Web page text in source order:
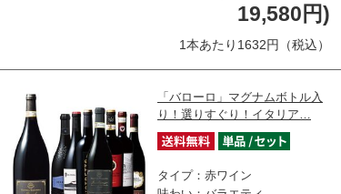
19,580円)
1本あたり1632円（税込）
「バローロ」マグナムボトル入
り！選りすぐり！イタリア…
タイプ：赤ワイン